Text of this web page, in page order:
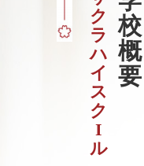
ク
ラ
ハ
イ
ス
ク
I
ル
校
概
要